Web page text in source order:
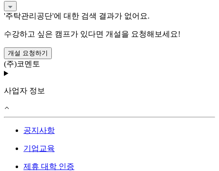
'주탁관리공단'에 대한 검색 결과가 없어요.
수강하고 싶은 캠프가 있다면 개설을 요청해보세요!
개설 요청하기
(주)코멘토
사업자 정보
공지사항
기업교육
제휴 대학 인증